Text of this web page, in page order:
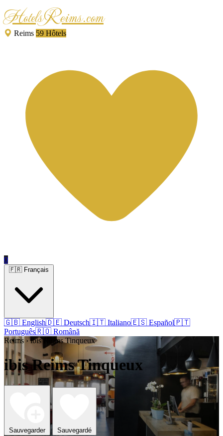
HotelsReims.com
Reims 59 Hôtels
0
🇬🇧 English🇩🇪 Deutsch🇮🇹 Italiano🇪🇸 Español🇵🇹
Português🇷🇴 Română
Reims › ibis Reims Tinqueux
ibis Reims Tinqueux
Sauvegarder Sauvegardé